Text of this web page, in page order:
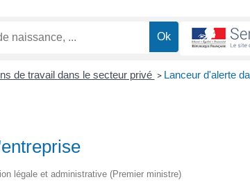
de travail dans le secteur privé > Lanceur d'alerte
légale et administrative (Premier ministre)